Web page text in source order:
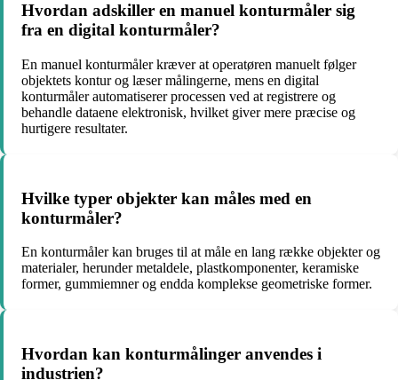
Hvordan adskiller en manuel konturmåler sig
fra en digital konturmåler?
En manuel konturmåler kræver at operatøren manuelt følger
objektets kontur og læser målingerne, mens en digital
konturmåler automatiserer processen ved at registrere og
behandle dataene elektronisk, hvilket giver mere præcise og
hurtigere resultater.
Hvilke typer objekter kan måles med en
konturmåler?
En konturmåler kan bruges til at måle en lang række objekter og
materialer, herunder metaldele, plastkomponenter, keramiske
former, gummiemner og endda komplekse geometriske former.
Hvordan kan konturmålinger anvendes i
industrien?